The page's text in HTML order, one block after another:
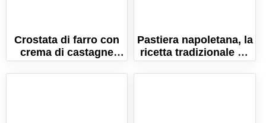
Crostata di farro con
crema di castagne
(senza burro e uova!)
Pastiera napoletana, la
ricetta tradizionale e i
segreti per farla
perfetta!